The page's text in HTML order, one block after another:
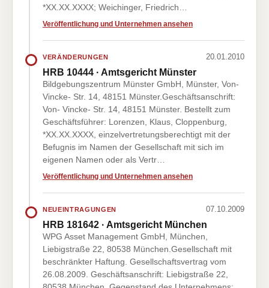
*XX.XX.XXXX; Weichinger, Friedrich…
Veröffentlichung und Unternehmen ansehen
VERÄNDERUNGEN 20.01.2010
HRB 10444 · Amtsgericht Münster
Bildgebungszentrum Münster GmbH, Münster, Von-
Vincke- Str. 14, 48151 Münster.Geschäftsanschrift:
Von- Vincke- Str. 14, 48151 Münster. Bestellt zum
Geschäftsführer: Lorenzen, Klaus, Cloppenburg,
*XX.XX.XXXX, einzelvertretungsberechtigt mit der
Befugnis im Namen der Gesellschaft mit sich im
eigenen Namen oder als Vertr…
Veröffentlichung und Unternehmen ansehen
NEUEINTRAGUNGEN 07.10.2009
HRB 181642 · Amtsgericht München
WPG Asset Management GmbH, München,
Liebigstraße 22, 80538 München.Gesellschaft mit
beschränkter Haftung. Gesellschaftsvertrag vom
26.08.2009. Geschäftsanschrift: Liebigstraße 22,